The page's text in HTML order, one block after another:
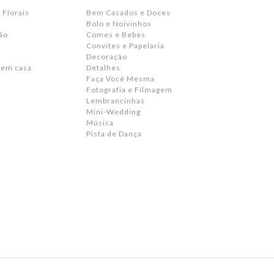
Florais
casa
Bem Casados e Doces
Bolo e Noivinhos
Comes e Bebes
Convites e Papelaria
Decoração
Detalhes
Faça Você Mesma
Fotografia e Filmagem
Lembrancinhas
Mini-Wedding
Música
Pista de Dança